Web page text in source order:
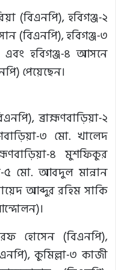
(বিএনপি), হবিগঞ্জ-২
(বিএনপি), হবিগঞ্জ-৩
হবিগঞ্জ-৪ আসনে
পেয়েছেন।
ব্রাহ্মণবাড়িয়া-২
৩ মো. খালেদ
৪ মুশফিকুর
৫ মো. আবদুল মান্নান
আব্দুর রহিম সাকি
হোসেন (বিএনপি),
কুমিল্লা-৩ কাজী